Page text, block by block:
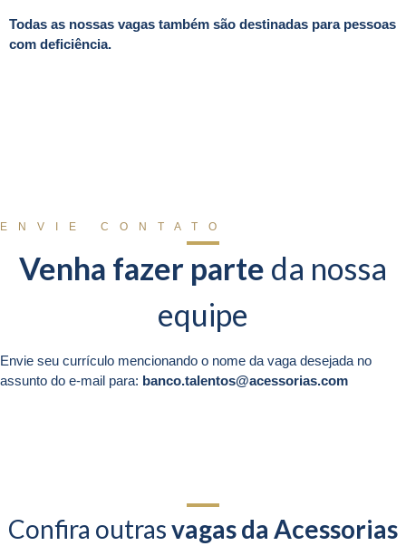
Todas as nossas vagas também são destinadas para pessoas
com deficiência.
ENVIE CONTATO
Venha fazer parte da nossa
equipe
Envie seu currículo mencionando o nome da vaga desejada no
assunto do e-mail para: banco.talentos@acessorias.com
Confira outrasvagas da Acessorias